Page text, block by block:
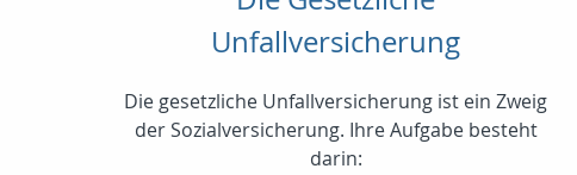
Unfallversicherung
Die gesetzliche Unfallversicherung ist ein Zweig
der Sozialversicherung. Ihre Aufgabe besteht
darin: